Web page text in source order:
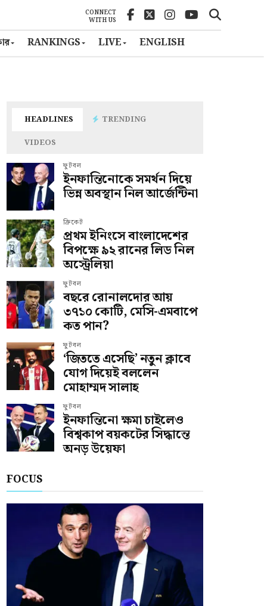
CONNECT
WITH US
RANKINGS LIVE ENGLISH
HEADLINES
TRENDING
VIDEOS
ফুটবল
ইনফান্তিনোকে সমর্থন দিয়ে
ভিন্ন অবস্থান নিল আর্জেন্টিনা
ক্রিকেট
প্রথম ইনিংসে বাংলাদেশের
বিপক্ষে ৯২ রানের লিড নিল
অস্ট্রেলিয়া
ফুটবল
বছরে রোনালদোর আয়
৩৭১০ কোটি, মেসি-এমবাপে
কত পান?
ফুটবল
‘জিততে এসেছি’ নতুন ক্লাবে
যোগ দিয়েই বললেন
মোহাম্মদ সালাহ
ফুটবল
ইনফান্তিনো ক্ষমা চাইলেও
বিশ্বকাপ বয়কটের সিদ্ধান্তে
অনড় উয়েফা
FOCUS